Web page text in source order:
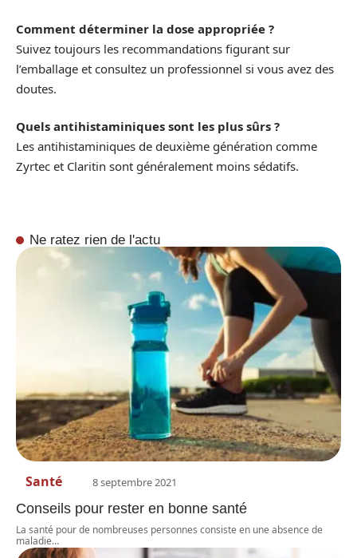
Comment déterminer la dose appropriée ?
Suivez toujours les recommandations figurant sur
l’emballage et consultez un professionnel si vous avez des
doutes.
Quels antihistaminiques sont les plus sûrs ?
Les antihistaminiques de deuxième génération comme
Zyrtec et Claritin sont généralement moins sédatifs.
Ne ratez rien de l'actu
Santé 8 septembre 2021
Conseils pour rester en bonne santé
La santé pour de nombreuses personnes consiste en une absence de
maladie…